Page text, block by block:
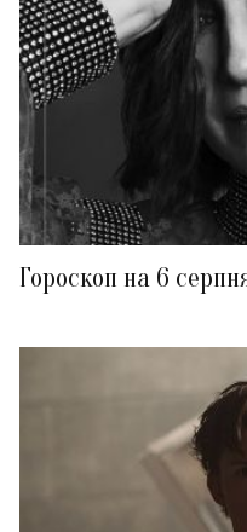
Гороскоп на 6